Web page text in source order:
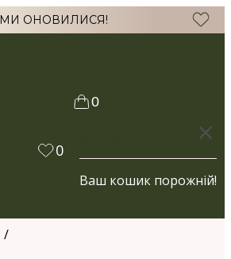
МИ ОНОВИЛИСЯ!
0
0
Ваш кошик порожній!